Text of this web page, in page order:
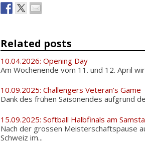
Related posts
10.04.2026: Opening Day
Am Wochenende vom 11. und 12. April
10.09.2025: Challengers Veteran’s Game
Dank des frühen Saisonendes aufgrund
15.09.2025: Softball Halbfinals am
Nach der grossen Meisterschaftspause
Schweiz im...